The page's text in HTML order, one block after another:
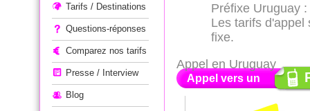
Tarifs / Destinations
Questions-réponses
Comparez nos tarifs
Presse / Interview
Blog
Préfixe Uruguay
Les tarifs d'appel
fixe.
Appel vers un
Appel en Uruguay